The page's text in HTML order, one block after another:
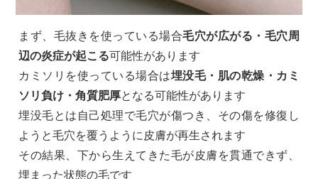
まず、毛抜きを使っている場合毛穴が広がる・毛穴周
辺の炎症が起こる可能性があります
カミソリを使っている場合は埋没毛・肌の乾燥・カミ
ソリ負け・角質肥厚となる可能性があります
埋没毛とは自己処理で毛穴が傷つき、その傷を修復し
ようと毛穴を覆うように皮膚が再生されます
その結果、下から生えてきた毛が皮膚を貫通できず、
埋まった状態の毛です